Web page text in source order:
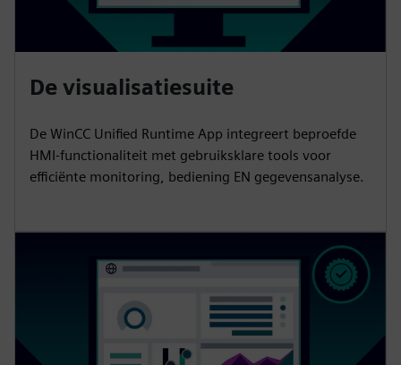
De visualisatiesuite
De WinCC Unified Runtime App integreert beproefde
HMI-functionaliteit met gebruiksklare tools voor
efficiënte monitoring, bediening EN gegevensanalyse.